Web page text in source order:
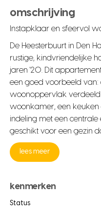
omschrijving
Instapklaar en sfeervol
De Heesterbuurt in Den
rustige, kindvriendelijke
jaren '20. Dit
een goed voorbeeld van:
woonoppervlak
woonkamer, een keuken
indeling met een
geschikt voor een gezin
lees meer
kenmerken
Status